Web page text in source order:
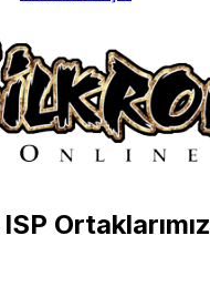
Ortaklarımız